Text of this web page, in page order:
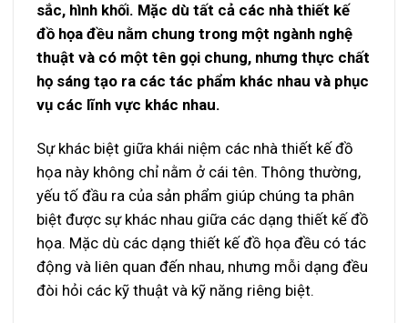
sắc, hình khối. Mặc dù tất cả các nhà thiết kế
đồ họa đều nằm chung trong một ngành nghệ
thuật và có một tên gọi chung, nhưng thực chất
họ sáng tạo ra các tác phẩm khác nhau và phục
vụ các lĩnh vực khác nhau.
Sự khác biệt giữa khái niệm các nhà thiết kế đồ
họa này không chỉ nằm ở cái tên. Thông thường,
yếu tố đầu ra của sản phẩm giúp chúng ta phân
biệt được sự khác nhau giữa các dạng thiết kế đồ
họa. Mặc dù các dạng thiết kế đồ họa đều có tác
động và liên quan đến nhau, nhưng mỗi dạng đều
đòi hỏi các kỹ thuật và kỹ năng riêng biệt.